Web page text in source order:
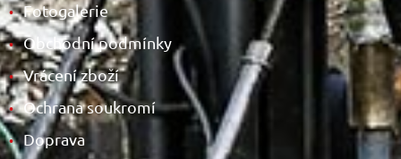
• Fotogalerie
• Obchodní podmínky
• Vrácení zboží
• Ochrana soukromí
• Doprava